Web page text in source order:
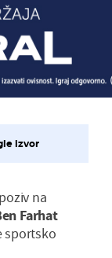
izvor
na
Farhat
sportsko